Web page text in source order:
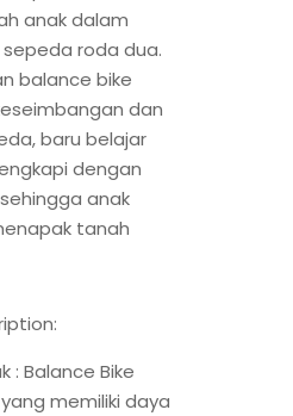
anak dalam
roda dua.
balance bike
dan
baru belajar
dengan
anak
tanah
: Balance Bike
memiliki daya